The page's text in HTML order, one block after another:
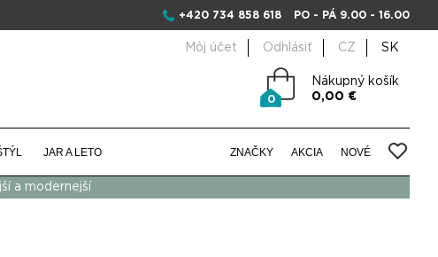
+420 734 858 618 PO - PÁ 9.00 - 16.00
Môj účet Odhlásiť CZ SK
Nákupný košík
0,00 €
0
JAR A LETO ZNAČKY AKCIA NOVÉ
a modernejší